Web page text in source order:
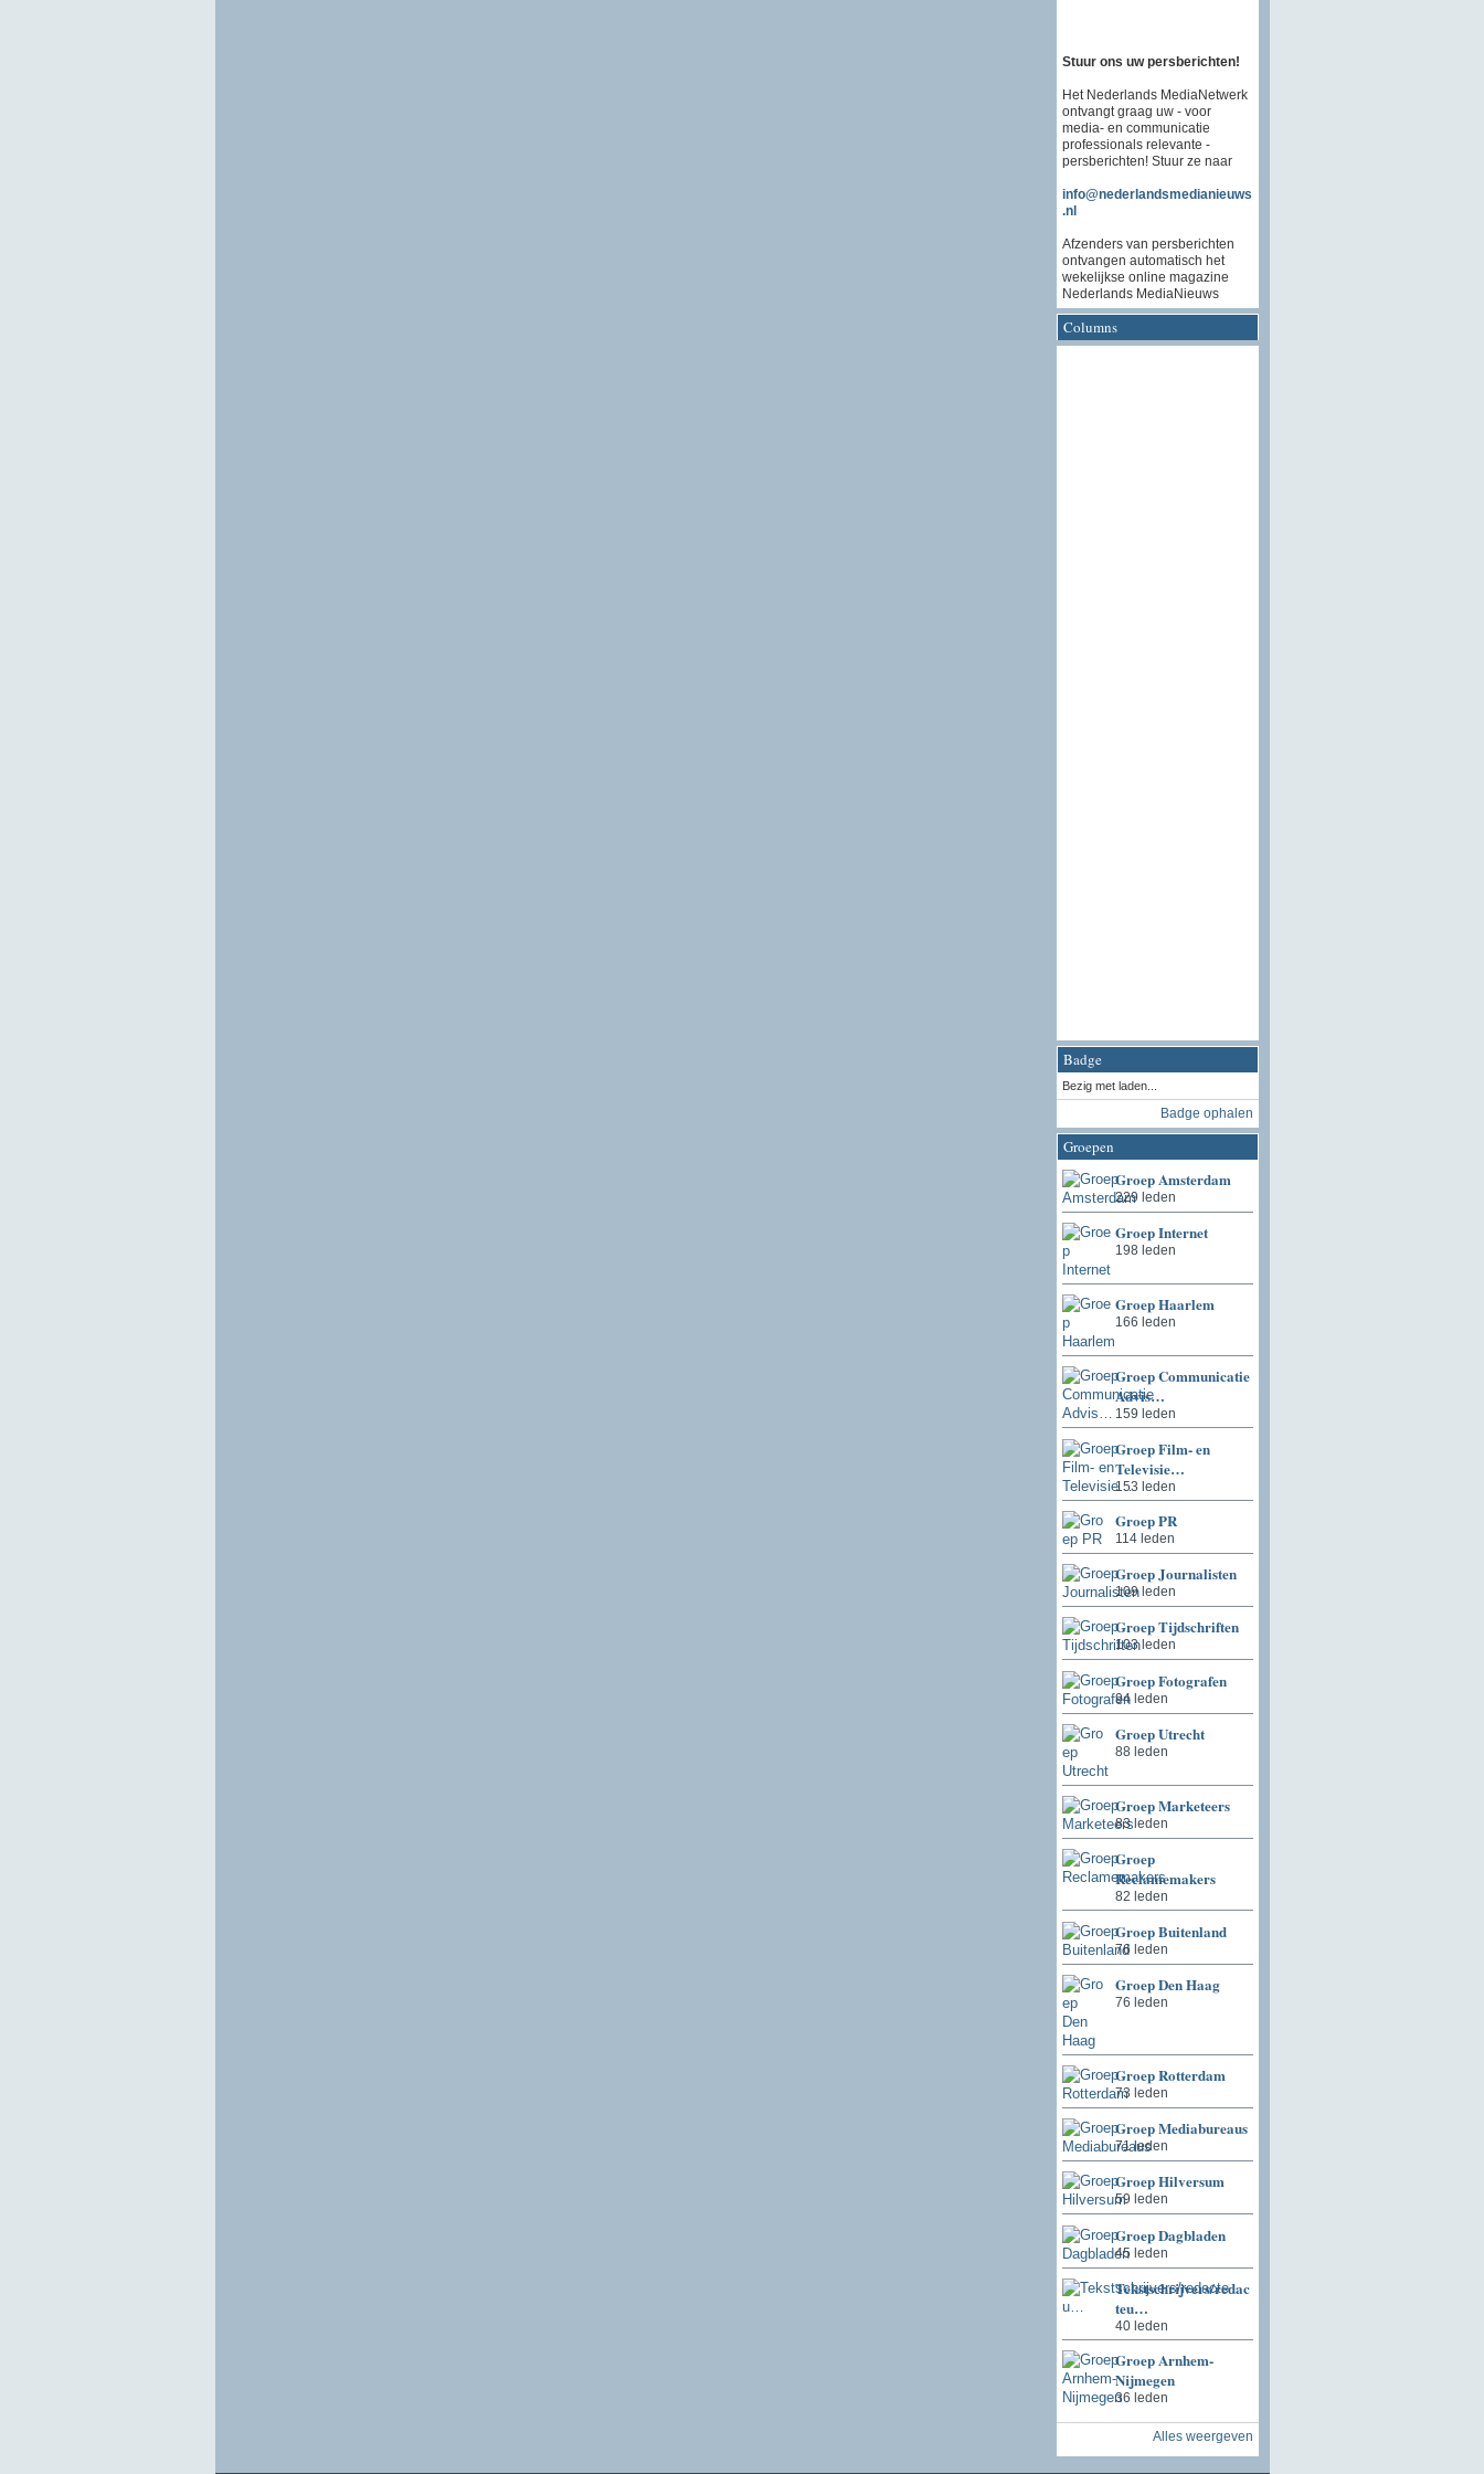
Stuur ons uw persberichten!
Het Nederlands MediaNetwerk
ontvangt graag uw - voor
media- en communicatie
professionals relevante -
persberichten! Stuur ze naar
info@nederlandsmedianieuws
.nl
Afzenders van persberichten
ontvangen automatisch het
wekelijkse online magazine
Nederlands MediaNieuws
Columns
Badge
Bezig met laden...
Badge ophalen
Groepen
Groep Amsterdam
229 leden
Groep Internet
198 leden
Groep Haarlem
166 leden
Groep Communicatie
Advis…
159 leden
Groep Film- en
Televisie…
153 leden
Groep PR
114 leden
Groep Journalisten
109 leden
Groep Tijdschriften
103 leden
Groep Fotografen
94 leden
Groep Utrecht
88 leden
Groep Marketeers
83 leden
Groep
Reclamemakers
82 leden
Groep Buitenland
76 leden
Groep Den Haag
76 leden
Groep Rotterdam
73 leden
Groep Mediabureaus
71 leden
Groep Hilversum
59 leden
Groep Dagbladen
45 leden
Tekstschrijvers/redac
teu…
40 leden
Groep Arnhem-
Nijmegen
36 leden
Alles weergeven